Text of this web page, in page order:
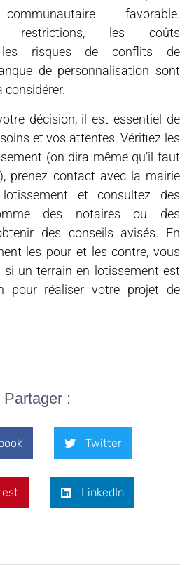
favorable.
restrictions, les coûts
les risques de conflits de
de personnalisation sont
considérer.
décision, il est essentiel de
et vos attentes. Vérifiez les
(on dira même qu’il faut
prenez contact avec la mairie
et consultez des
des notaires ou des
des conseils avisés. En
les pour et les contre, vous
si un terrain en lotissement est
pour réaliser votre projet de
Partager :
Twitter
LinkedIn